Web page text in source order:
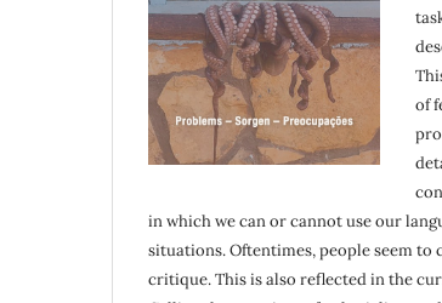
of
in which we can or cannot use our
situations. Oftentimes, people seem
critique. This is also reflected in the